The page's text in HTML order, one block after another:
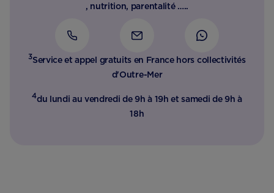
, nutrition, parentalité …..
3Service et appel gratuits en France hors collectivités
d'Outre-Mer​
4du lundi au vendredi de 9h à 19h et samedi de 9h à
18h